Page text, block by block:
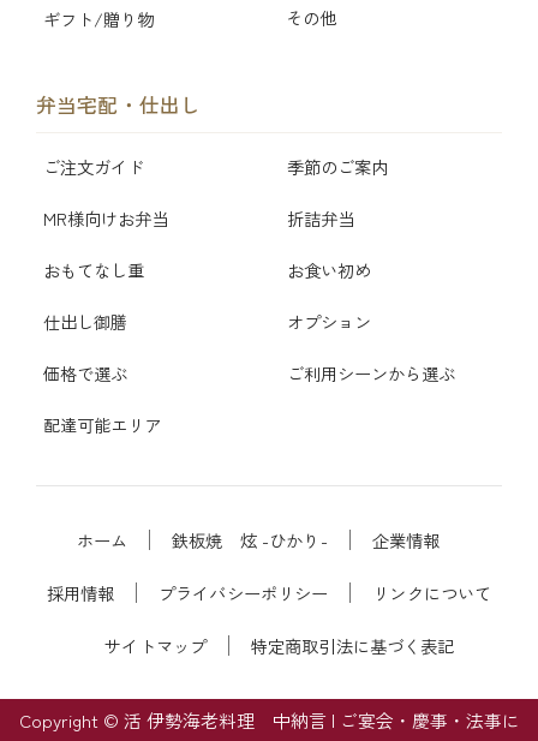
ギフト/贈り物 その他
弁当宅配・仕出し
ご注文ガイド 季節のご案内
MR様向けお弁当 折詰弁当
おもてなし重 お食い初め
仕出し御膳 オプション
価格で選ぶ ご利用シーンから選ぶ
配達可能エリア
ホーム 鉄板焼 炫 -ひかり- 企業情報
採用情報 プライバシーポリシー リンクについて
サイトマップ 特定商取引法に基づく表記
Copyright © 活 伊勢海老料理 中納言 | ご宴会・慶事・法事に